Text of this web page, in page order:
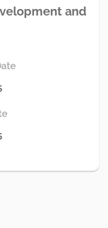
and